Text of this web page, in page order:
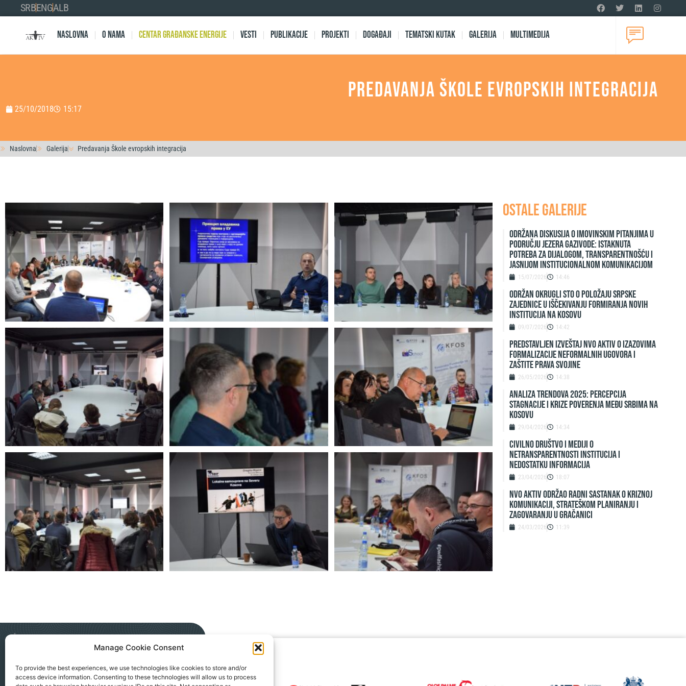
Manage Cookie Consent
To provide the best experiences, we use technologies like cookies to store and/or
access device information. Consenting to these technologies will allow us to process
SRBENGALB
Naslovna O nama Centar Građanske Energije Vesti Publikacije Projekti Događaji Tematski kutak Galerija Multimedija
Predavanja Škole evropskih integracija
25/10/2018 15:17
Naslovna Galerija Predavanja Škole evropskih integracija
Ostale galerije
Održana diskusija o imovinskim pitanjima u
području jezera Gazivode: Istaknuta
potreba za dijalogom, transparentnošću i
jasnijom institucionalnom komunikacijom
15/07/2026 14:46
ODRŽAN OKRUGLI STO O POLOŽAJU SRPSKE
ZAJEDNICE U IŠČEKIVANJU FORMIRANJA NOVIH
INSTITUCIJA NA KOSOVU
09/07/2026 14:42
Predstavljen izveštaj NVO Aktiv o izazovima
formalizacije neformalnih ugovora i
zaštite prava svojine
26/05/2026 14:38
ANALIZA TRENDOVA 2025: PERCEPCIJA
STAGNACIJE I KRIZE POVERENJA MEĐU SRBIMA NA
KOSOVU
29/04/2026 14:34
Civilno društvo i mediji o
netransparentnosti institucija i
nedostatku informacija
23/04/2026 18:07
NVO Aktiv održao radni sastanak o kriznoj
komunikaciji, strateškom planiranju i
zagovaranju u Gračanici
24/03/2026 11:39
NGO AKTIV SEVERNA MITROVICA
Kralja Petra I, 183a, Severna Mitrovica